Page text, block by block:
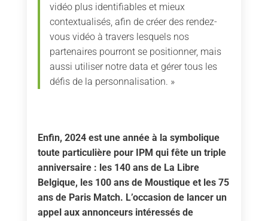
vidéo plus identifiables et mieux
contextualisés, afin de créer des rendez-
vous vidéo à travers lesquels nos
partenaires pourront se positionner, mais
aussi utiliser notre data et gérer tous les
défis de la personnalisation. »
Enfin, 2024 est une année à la symbolique
toute particulière pour IPM qui fête un triple
anniversaire : les 140 ans de La Libre
Belgique, les 100 ans de Moustique et les 75
ans de Paris Match. L’occasion de lancer un
appel aux annonceurs intéressés de